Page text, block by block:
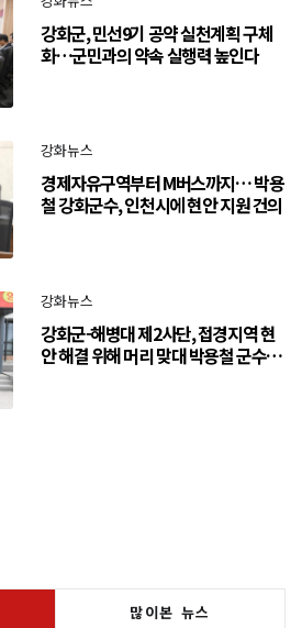
강화군, 민선9기 공약 실천계획 구체
화…군민과의 약속 실행력 높인다
강화뉴스
경제자유구역부터 M버스까지… 박용
철 강화군수, 인천시에 현안 지원 건의
강화뉴스
강화군-해병대 제2사단, 접경지역 현
안 해결 위해 머리 맞대 박용철 군수
많이본 뉴스